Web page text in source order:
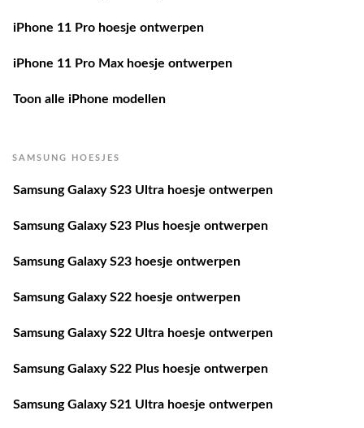
iPhone 11 Pro hoesje ontwerpen
iPhone 11 Pro Max hoesje ontwerpen
Toon alle iPhone modellen
SAMSUNG HOESJES
Samsung Galaxy S23 Ultra hoesje ontwerpen
Samsung Galaxy S23 Plus hoesje ontwerpen
Samsung Galaxy S23 hoesje ontwerpen
Samsung Galaxy S22 hoesje ontwerpen
Samsung Galaxy S22 Ultra hoesje ontwerpen
Samsung Galaxy S22 Plus hoesje ontwerpen
Samsung Galaxy S21 Ultra hoesje ontwerpen